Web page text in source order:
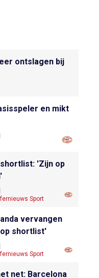
ontslagen bij
en mikt
'Zijn op
Sport
vervangen
shortlist'
Sport
net: Barcelona